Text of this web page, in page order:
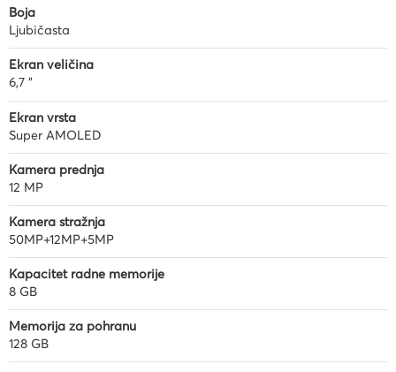
Boja
Ljubičasta
Ekran veličina
6,7 "
Ekran vrsta
Super AMOLED
Kamera prednja
12 MP
Kamera stražnja
50MP+12MP+5MP
Kapacitet radne memorije
8 GB
Memorija za pohranu
128 GB